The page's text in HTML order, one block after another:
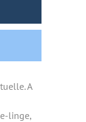
A
linge,